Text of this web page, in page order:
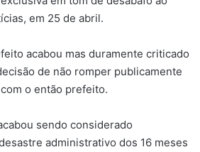
em 25 de abril.
acabou mas duramente criticado
de não romper publicamente
o então prefeito.
sendo considerado
administrativo dos 16 meses